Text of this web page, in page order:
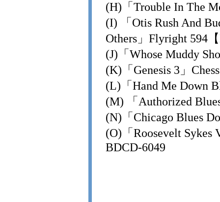
(H)「Trouble In The
(I) 「Otis Rush And
Others」Flyright 594
(J)「Whose Muddy
(K)「Genesis 3」
(L)「Hand Me Down
(M) 「Authorized
(N)「Chicago Blues
(O)「Roosevelt Sykes
BDCD-6049